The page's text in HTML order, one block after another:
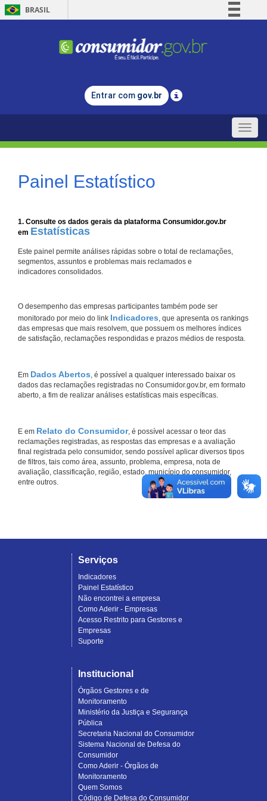
BRASIL
Comunica BR
Legislação
Entrar com gov.br
Toggle
Painel Estatístico
1. Consulte os dados gerais da plataforma Consumidor.gov.br
em Estatísticas
Este painel permite análises rápidas sobre o total de reclamações,
segmentos, assuntos e problemas mais reclamados e
indicadores consolidados.
O desempenho das empresas participantes também pode ser
monitorado por meio do link Indicadores, que apresenta os rankings
das empresas que mais resolvem, que possuem os melhores índices
de satisfação, reclamações respondidas e prazos médios de resposta.
Em Dados Abertos, é possível a qualquer interessado baixar os
dados das reclamações registradas no Consumidor.gov.br, em formato
aberto, a fim de realizar análises estatísticas mais específicas.
E em Relato do Consumidor, é possível acessar o teor das
reclamações registradas, as respostas das empresas e a avaliação
final registrada pelo consumidor, sendo possível aplicar diversos tipos
de filtros, tais como área, assunto, problema, empresa, nota de
avaliação, classificação, região, estado, município do consumidor,
entre outros.
Serviços
Indicadores
Painel Estatístico
Não encontrei a empresa
Como Aderir - Empresas
Acesso Restrito para Gestores e
Empresas
Suporte
Institucional
Órgãos Gestores e de
Monitoramento
Ministério da Justiça e Segurança
Pública
Secretaria Nacional do Consumidor
Sistema Nacional de Defesa do
Consumidor
Como Aderir - Órgãos de
Monitoramento
Quem Somos
Código de Defesa do Consumidor